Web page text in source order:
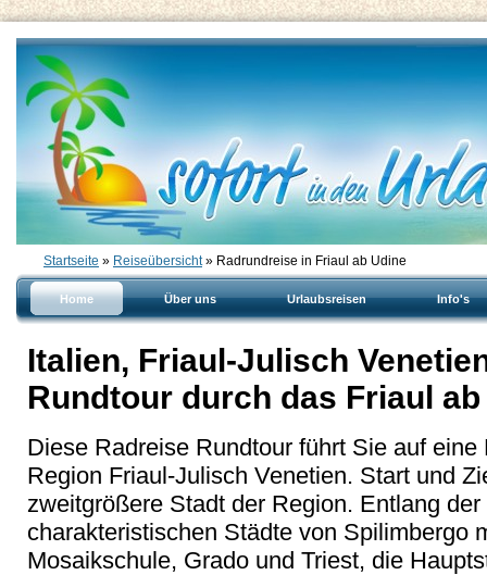
Startseite » Reiseübersicht» Radrundreise in Friaul ab Udine
Home Über uns Urlaubsreisen Info's
Italien, Friaul-Julisch
Rundtour durch das Friaul
Diese Radreise Rundtour führt Sie auf
Region Friaul-Julisch Venetien. Start und
zweitgrößere Stadt der Region. Entlang
charakteristischen Städte von Spilimbergo
Mosaikschule, Grado und Triest, die